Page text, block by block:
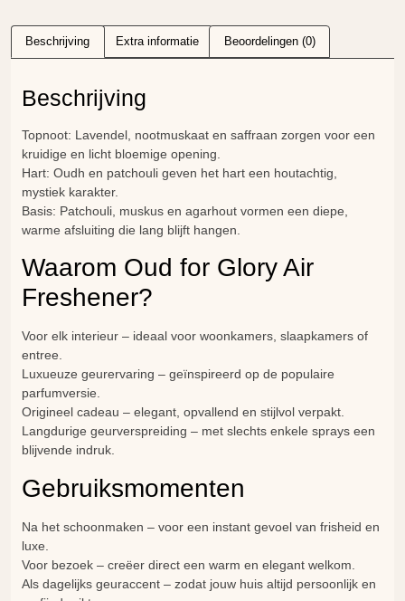
Beschrijving Extra informatie Beoordelingen (0)
Beschrijving
Topnoot: Lavendel, nootmuskaat en saffraan zorgen voor een
kruidige en licht bloemige opening.
Hart: Oudh en patchouli geven het hart een houtachtig,
mystiek karakter.
Basis: Patchouli, muskus en agarhout vormen een diepe,
warme afsluiting die lang blijft hangen.
Waarom Oud for Glory Air
Freshener?
Voor elk interieur – ideaal voor woonkamers, slaapkamers of
entree.
Luxueuze geurervaring – geïnspireerd op de populaire
parfumversie.
Origineel cadeau – elegant, opvallend en stijlvol verpakt.
Langdurige geurverspreiding – met slechts enkele sprays een
blijvende indruk.
Gebruiksmomenten
Na het schoonmaken – voor een instant gevoel van frisheid en
luxe.
Voor bezoek – creëer direct een warm en elegant welkom.
Als dagelijks geuraccent – zodat jouw huis altijd persoonlijk en